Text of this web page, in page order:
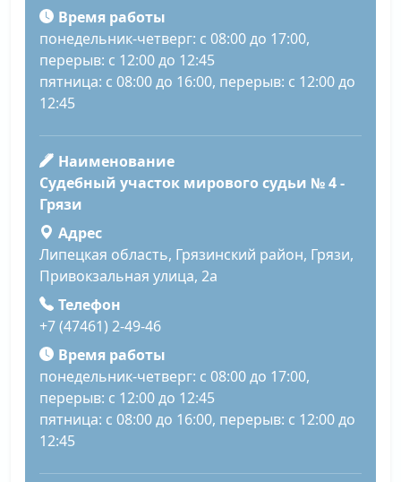
Время работы
понедельник-четверг: с 08:00 до 17:00,
перерыв: с 12:00 до 12:45
пятница: с 08:00 до 16:00, перерыв: с 12:00 до
12:45
Наименование
Судебный участок мирового судьи № 4 -
Грязи
Адрес
Липецкая область, Грязинский район, Грязи,
Привокзальная улица, 2а
Телефон
+7 (47461) 2-49-46
Время работы
понедельник-четверг: с 08:00 до 17:00,
перерыв: с 12:00 до 12:45
пятница: с 08:00 до 16:00, перерыв: с 12:00 до
12:45